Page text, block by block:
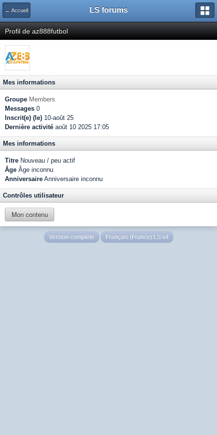
← Accueil LS forums
Profil de az888futbol
Mes informations
Groupe Members
Messages 0
Inscrit(e) (le) 10-août 25
Dernière activité août 10 2025 17:05
Mes informations
Titre Nouveau / peu actif
Âge Âge inconnu
Anniversaire Anniversaire inconnu
Contrôles utilisateur
Mon contenu
Version complète Français (France) LS v4